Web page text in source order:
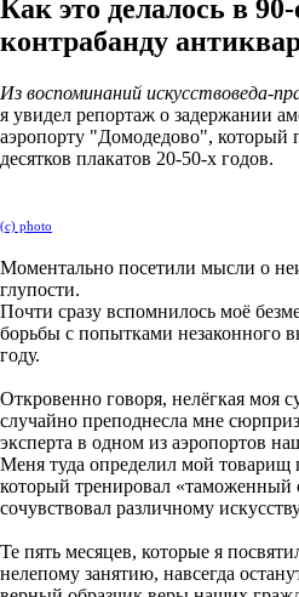
Как это делалось в
контрабанду
Из воспоминаний искусствоведа-
я увидел репортаж о задержании
аэропорту "Домодедово", который
десятков плакатов 20-50-х годов.
(с) photo
Моментально посетили мысли о
глупости.
Почти сразу вспомнилось моё
борьбы с попытками незаконного
году.
Откровенно говоря, нелёгкая моя
случайно преподнесла мне
эксперта в одном из аэропортов
Меня туда определил мой товарищ
который тренировал «таможенный
сочувствовал различному
Те пять месяцев, которые я
нелепому занятию, навсегда